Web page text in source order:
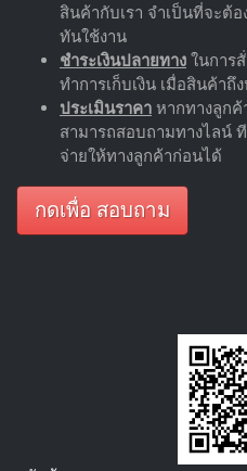
สินค้ากับเรา จำเป็นที่จะต้
ทันใช้งาน
ชำระเงินปลายทาง ในการ
ทำการเก็บเงิน เมื่อสินค้าถึ
ประเมินราคา หากทางลูกค้
สามารถสอบถามทางไลน์
จ่ายให้ทางลูกค้าก่อนได้
กดเพื่อ สอบถาม